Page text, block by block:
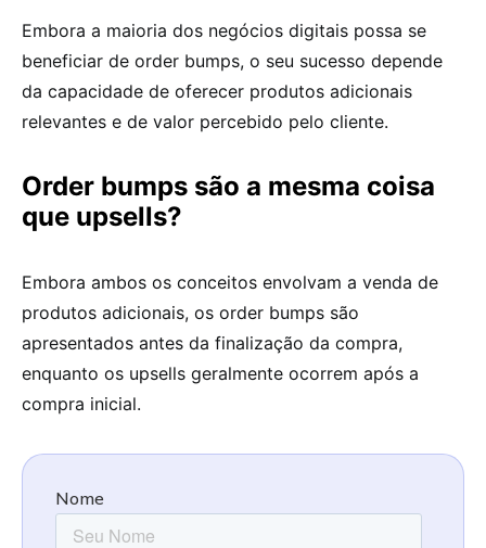
Embora a maioria dos negócios digitais possa se
beneficiar de order bumps, o seu sucesso depende
da capacidade de oferecer produtos adicionais
relevantes e de valor percebido pelo cliente.
Order bumps são a mesma coisa
que upsells?
Embora ambos os conceitos envolvam a venda de
produtos adicionais, os order bumps são
apresentados antes da finalização da compra,
enquanto os upsells geralmente ocorrem após a
compra inicial.